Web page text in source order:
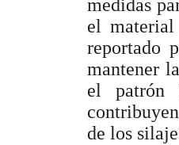
medidas
el
reportado
mantener
el patrón
de los